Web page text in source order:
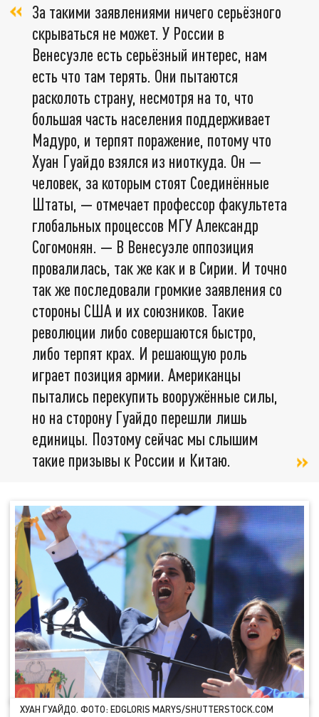
За такими заявлениями ничего серьёзного
скрываться не может. У России в
Венесуэле есть серьёзный интерес, нам
есть что там терять. Они пытаются
расколоть страну, несмотря на то, что
большая часть населения поддерживает
Мадуро, и терпят поражение, потому что
Хуан Гуайдо взялся из ниоткуда. Он —
человек, за которым стоят Соединённые
Штаты, — отмечает профессор факультета
глобальных процессов МГУ Александр
Согомонян. — В Венесуэле оппозиция
провалилась, так же как и в Сирии. И точно
так же последовали громкие заявления со
стороны США и их союзников. Такие
революции либо совершаются быстро,
либо терпят крах. И решающую роль
играет позиция армии. Американцы
пытались перекупить вооружённые силы,
но на сторону Гуайдо перешли лишь
единицы. Поэтому сейчас мы слышим
такие призывы к России и Китаю.
ХУАН ГУАЙДО. ФОТО: EDGLORIS MARYS/SHUTTERSTOCK.COM